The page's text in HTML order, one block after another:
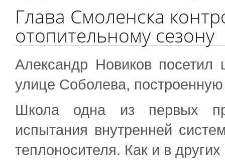
Глава Смоленска
отопительному сезону
Александр Новиков
улице Соболева,
Школа одна из первых
испытания внутренней
теплоносителя. Как и в